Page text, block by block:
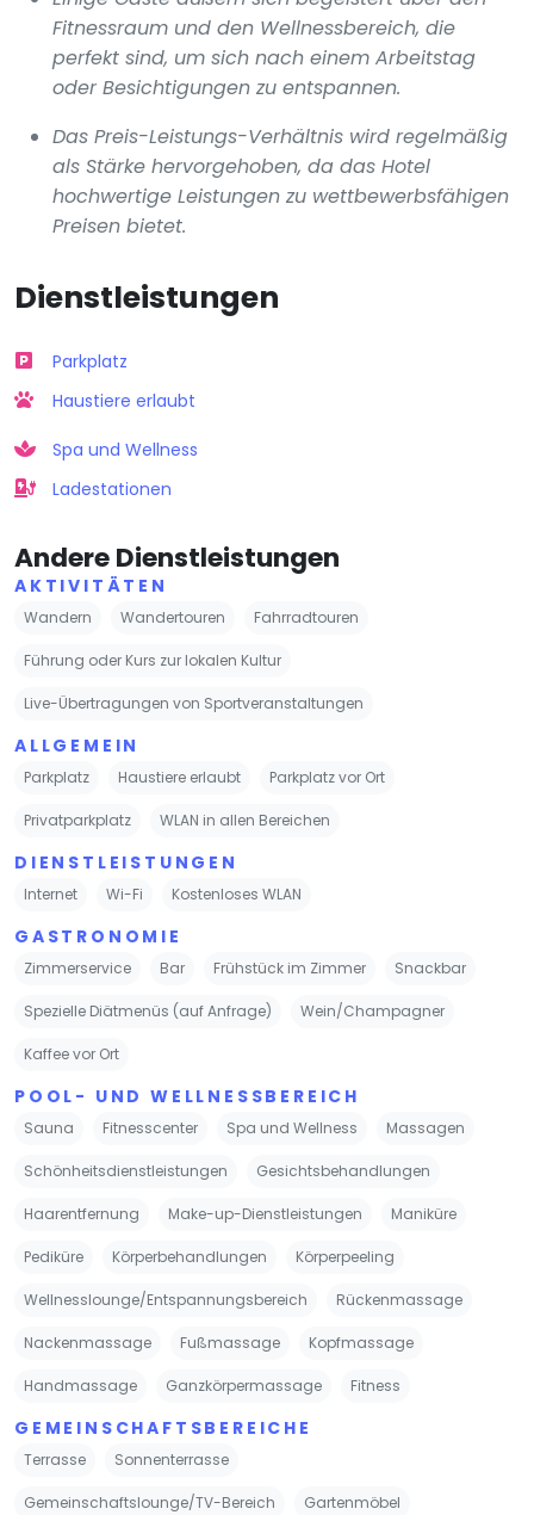
Fitnessraum und den Wellnessbereich, die
perfekt sind, um sich nach einem Arbeitstag
oder Besichtigungen zu entspannen.
Das Preis-Leistungs-Verhältnis wird regelmäßig
als Stärke hervorgehoben, da das Hotel
hochwertige Leistungen zu wettbewerbsfähigen
Preisen bietet.
Dienstleistungen
Parkplatz
Haustiere erlaubt
Spa und Wellness
Ladestationen
Andere Dienstleistungen
AKTIVITÄTEN
Wandern Wandertouren Fahrradtouren
Führung oder Kurs zur lokalen Kultur
Live-Übertragungen von Sportveranstaltungen
ALLGEMEIN
Parkplatz Haustiere erlaubt Parkplatz vor Ort
Privatparkplatz WLAN in allen Bereichen
DIENSTLEISTUNGEN
Internet Wi-Fi Kostenloses WLAN
GASTRONOMIE
Zimmerservice Bar Frühstück im Zimmer Snackbar
Spezielle Diätmenüs (auf Anfrage) Wein/Champagner
Kaffee vor Ort
POOL- UND WELLNESSBEREICH
Sauna Fitnesscenter Spa und Wellness Massagen
Schönheitsdienstleistungen Gesichtsbehandlungen
Haarentfernung Make-up-Dienstleistungen Maniküre
Pediküre Körperbehandlungen Körperpeeling
Wellnesslounge/Entspannungsbereich Rückenmassage
Nackenmassage Fußmassage Kopfmassage
Handmassage Ganzkörpermassage Fitness
GEMEINSCHAFTSBEREICHE
Terrasse Sonnenterrasse
Gemeinschaftslounge/TV-Bereich Gartenmöbel